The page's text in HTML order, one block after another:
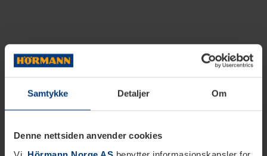
Samtykke Detaljer Om
Denne nettsiden anvender cookies